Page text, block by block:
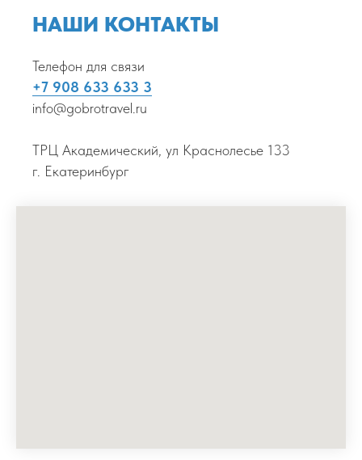
НАШИ КОНТАКТЫ
Телефон для связи
+7 908 633 633 3
info@gobrotravel.ru
ТРЦ Академический, ул Краснолесье 133
г. Екатеринбург